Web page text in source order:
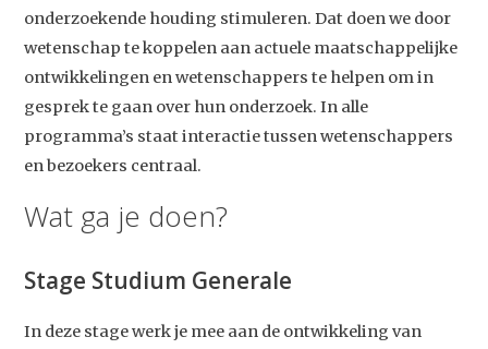
onderzoekende houding stimuleren. Dat doen we door
wetenschap te koppelen aan actuele maatschappelijke
ontwikkelingen en wetenschappers te helpen om in
gesprek te gaan over hun onderzoek. In alle
programma’s staat interactie tussen wetenschappers
en bezoekers centraal.
Wat ga je doen?
Stage Studium Generale
In deze stage werk je mee aan de ontwikkeling van